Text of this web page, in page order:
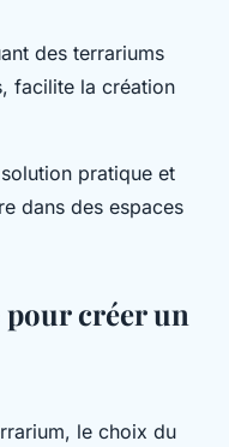
des terrariums
facilite la création
pratique et
dans des espaces
pour créer un
le choix du